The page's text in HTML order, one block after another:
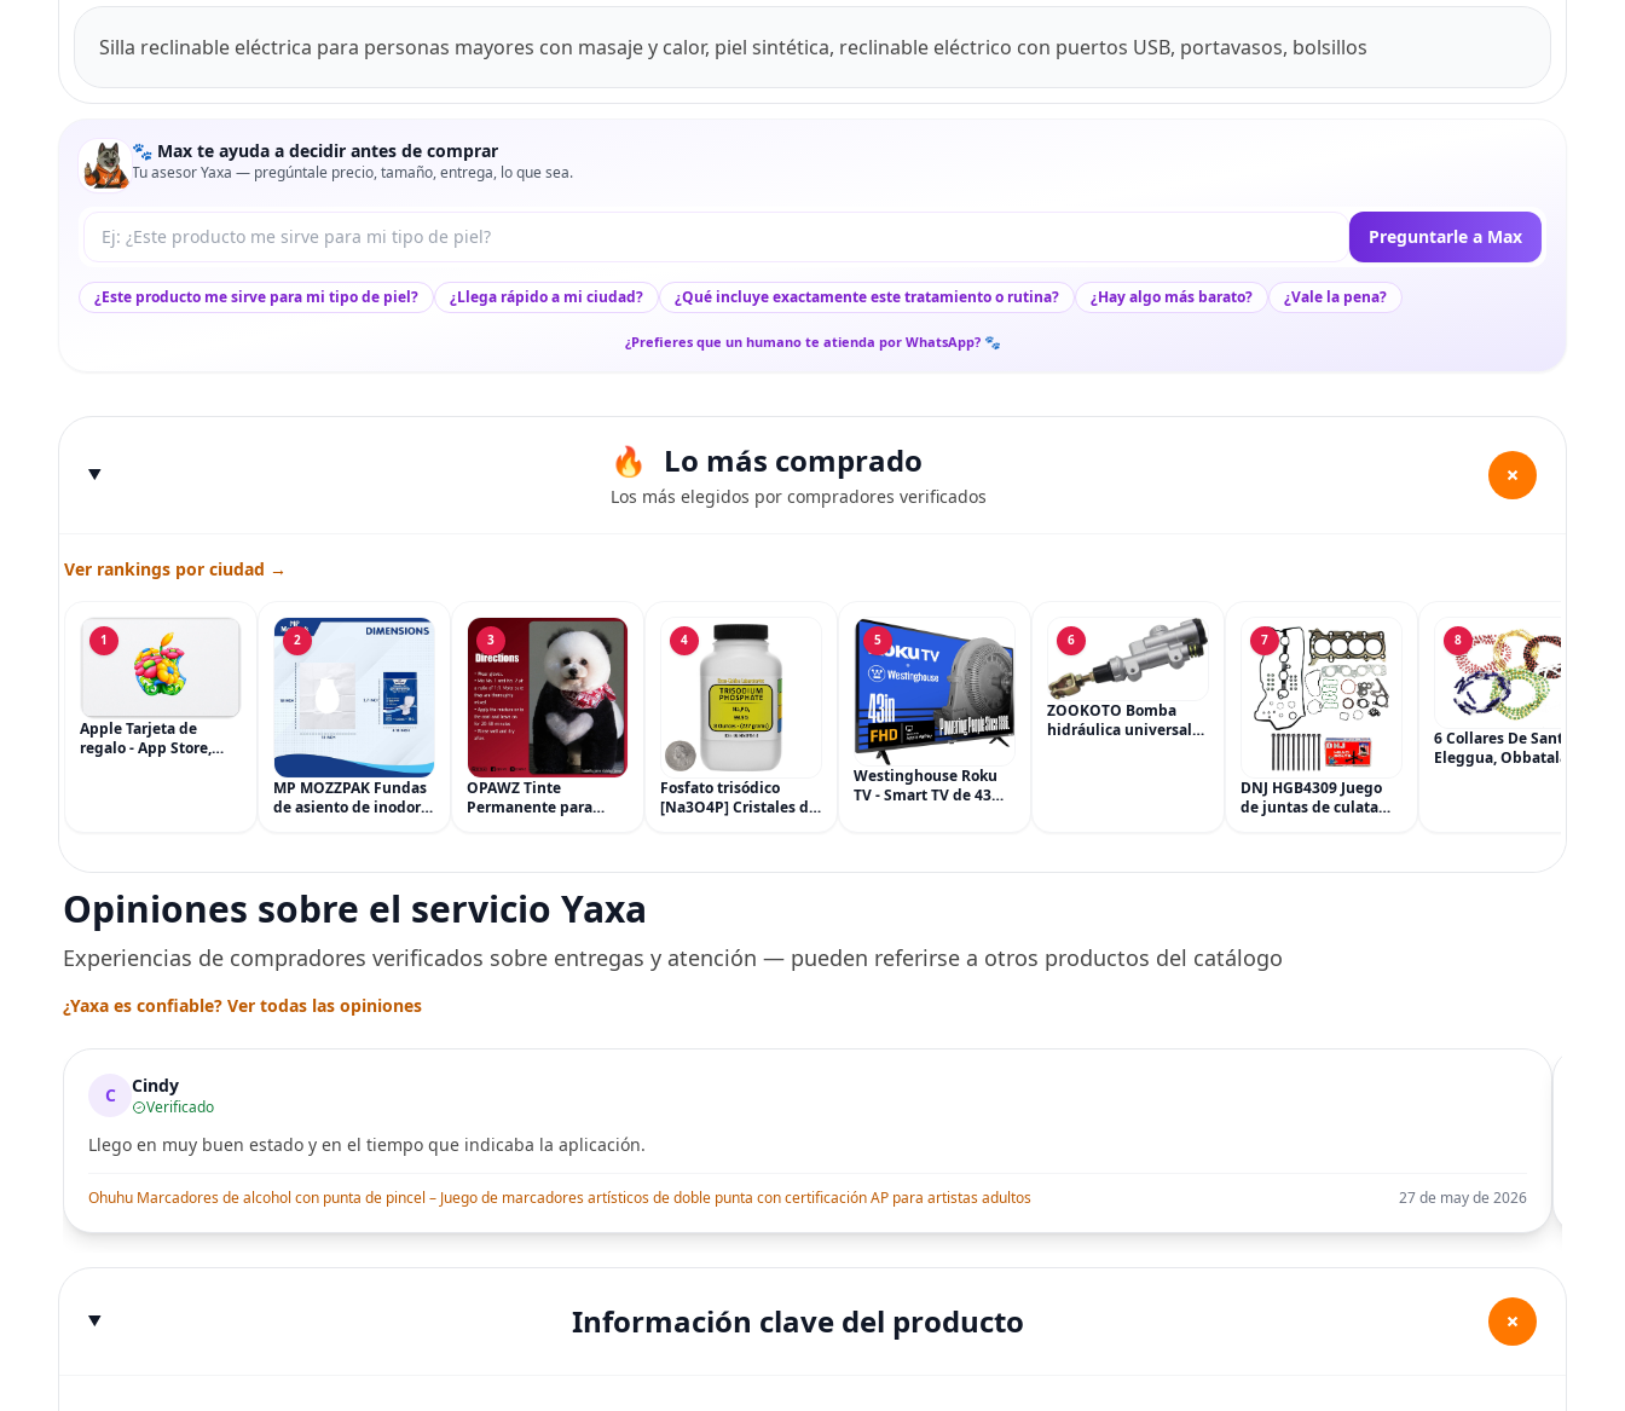
Silla reclinable eléctrica para personas mayores con masaje y calor, piel sintética, reclinable eléctrico con puertos USB, portavasos, bolsillos
🐾 Max te ayuda a decidir antes de comprar
Tu asesor Yaxa — pregúntale precio, tamaño, entrega, lo que sea.
Tu pregunta a Max Preguntarle a Max
¿Este producto me sirve para mi tipo de piel? ¿Llega rápido a mi ciudad? ¿Qué incluye exactamente este tratamiento o rutina? ¿Hay algo más barato? ¿Vale la pena?
¿Prefieres que un humano te atienda por WhatsApp? 🐾
Lo más comprado
Los más elegidos por compradores verificados
+
Ver rankings por ciudad →
1
Apple Tarjeta de
regalo - App Store,
2
MP MOZZPAK Fundas
de asiento de inodoro
para entrenamiento
3
OPAWZ Tinte
Permanente para
Peluquería durante
una Década, Tinte
4
Fosfato trisódico
[Na3O4P] Cristales de
5
Westinghouse Roku
TV - Smart TV de 43
aplicación móvil,
6
ZOOKOTO Bomba
hidráulica universal
7
DNJ HGB4309 Juego
de juntas de culata
8
6 Collares De Santeria,
Eleggua, Obbatala,
Opiniones sobre el servicio Yaxa
Experiencias de compradores verificados sobre entregas y atención — pueden referirse a otros productos del catálogo
¿Yaxa es confiable? Ver todas las opiniones
C Cindy
Verificado
Llego en muy buen estado y en el tiempo que indicaba la aplicación.
Ohuhu Marcadores de alcohol con punta de pincel – Juego de marcadores artísticos de doble punta con certificación AP para artistas adultos 27 de may de 2026
Información clave del producto +